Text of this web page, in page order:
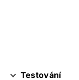
Testování